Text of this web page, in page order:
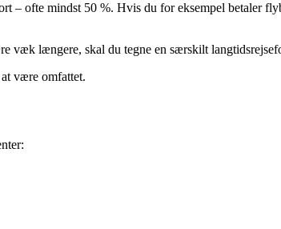
– ofte mindst 50 %. Hvis du for eksempel betaler
væk længere, skal du tegne en særskilt
være omfattet.